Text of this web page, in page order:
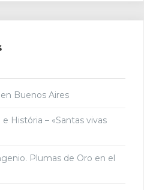
Buenos Aires
História – «Santas vivas
Plumas de Oro en el